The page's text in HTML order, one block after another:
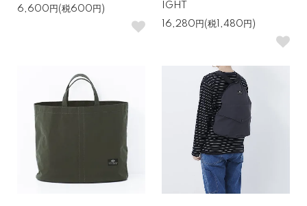
6,600円(税600円)
IGHT
16,280円(税1,480円)